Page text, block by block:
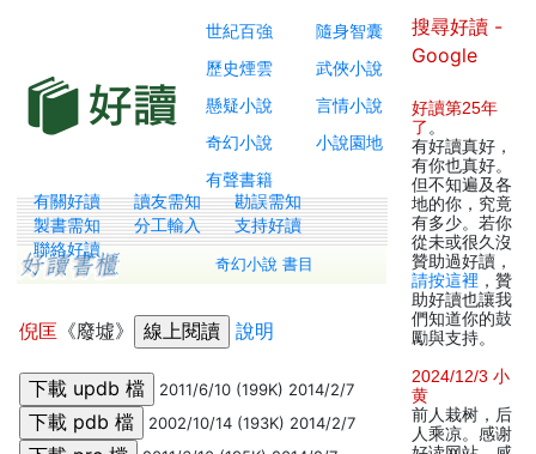
世紀百強
隨身智囊
歷史煙雲
武俠小說
懸疑小說
言情小說
奇幻小說
小說園地
有聲書籍
有關好讀 讀友需知
勘誤需知
製書需知
分工輸入
支持好讀
聯絡好讀
奇幻小說 書目
倪匡 《廢墟》 說明
2011/6/10 (199K) 2014/2/7
2002/10/14 (193K) 2014/2/7
搜尋好讀 -
Google
好讀第25年
了 。
有好讀真好，
有你也真好。
但不知遍及各
地的你，究竟
有多少。若你
從未或很久沒
贊助過好讀，
請按這裡 ，贊
助好讀也讓我
們知道你的鼓
勵與支持。
2024/12/3 小
黄
前人栽树，后
人乘凉。感谢